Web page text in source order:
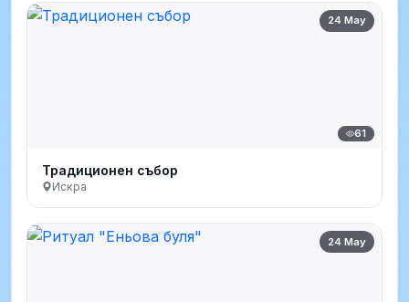
24 May
61
Традиционен събор
Искра
24 May